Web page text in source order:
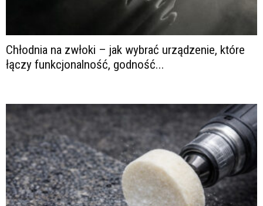
Chłodnia na zwłoki – jak wybrać urządzenie, które
łączy funkcjonalność, godność...